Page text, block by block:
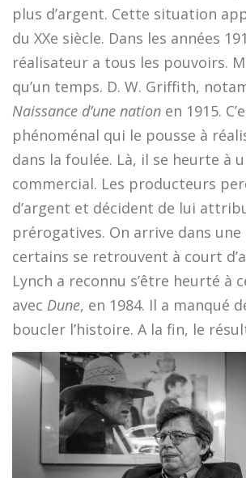
plus d’argent. Cette situation
du XXe siècle. Dans les années
réalisateur a tous les pouvoirs.
qu’un temps. D. W. Griffith,
Naissance d’une nation en 1915.
phénoménal qui le pousse à
dans la foulée. Là, il se heurte à
commercial. Les producteurs
d’argent et décident de lui
prérogatives. On arrive dans
certains se retrouvent à court
Lynch a reconnu s’être heurté à
avec Dune, en 1984. Il a manqué
boucler l’histoire. A la fin, le